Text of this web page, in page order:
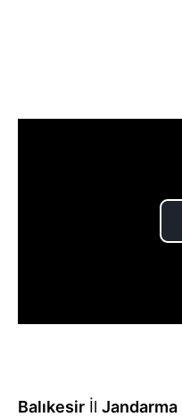
Balıkesir İl Jandarma